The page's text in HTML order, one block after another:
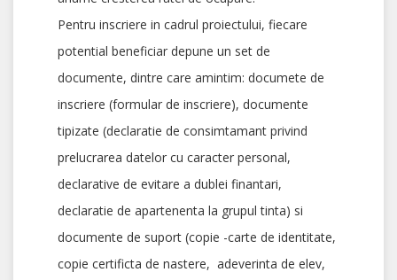
Pentru inscriere in cadrul proiectului, fiecare
potential beneficiar depune un set de
documente, dintre care amintim: documete de
inscriere (formular de inscriere), documente
tipizate (declaratie de consimtamant privind
prelucrarea datelor cu caracter personal,
declarative de evitare a dublei finantari,
declaratie de apartenenta la grupul tinta) si
documente de suport (copie -carte de identitate,
copie certificta de nastere, adeverinta de elev,